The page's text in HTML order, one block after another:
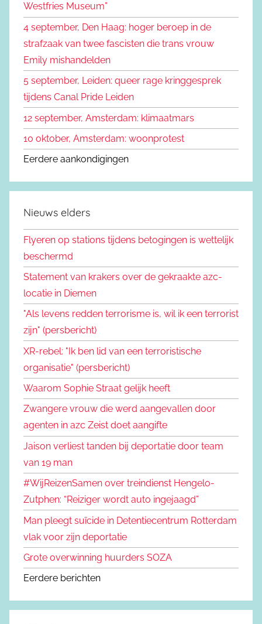
:
Westfries Museum”
4 september, Den Haag: hoger beroep in de
strafzaak van twee fascisten die trans vrouw
Emily mishandelden
5 september, Leiden: queer rage kringgesprek
tijdens Canal Pride Leiden
12 september, Amsterdam: klimaatmars
10 oktober, Amsterdam: woonprotest
Eerdere aankondigingen
Nieuws elders
Flyeren op stations tijdens betogingen is wettelijk
beschermd
Statement van krakers over de gekraakte azc-
locatie in Diemen
"Als levens redden terrorisme is, wil ik een terrorist
zijn" (persbericht)
XR-rebel: "Ik ben lid van een terroristische
organisatie" (persbericht)
Waarom Sophie Straat gelijk heeft
Zwangere vrouw die werd aangevallen door
agenten in azc Zeist doet aangifte
Jaison verliest tanden bij deportatie door team
van 19 man
#WijReizenSamen over treindienst Hengelo-
Zutphen: “Reiziger wordt auto ingejaagd”
Man pleegt suïcide in Detentiecentrum Rotterdam
vlak voor zijn deportatie
Grote overwinning huurders SOZA
Eerdere berichten